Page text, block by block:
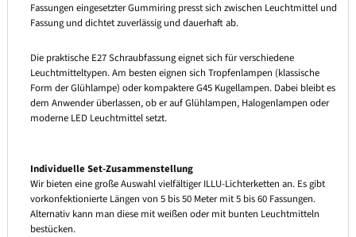
Fassungen eingesetzter Gummiring presst sich zwischen Leuchtmittel und
Fassung und dichtet zuverlässig und dauerhaft ab.
Die praktische E27 Schraubfassung eignet sich für verschiedene
Leuchtmitteltypen. Am besten eignen sich Tropfenlampen (klassische
Form der Glühlampe) oder kompaktere G45 Kugellampen. Dabei bleibt es
dem Anwender überlassen, ob er auf Glühlampen, Halogenlampen oder
moderne LED Leuchtmittel setzt.
Individuelle Set-Zusammenstellung
Wir bieten eine große Auswahl vielfältiger ILLU-Lichterketten an. Es gibt
vorkonfektionierte Längen von 5 bis 50 Meter mit 5 bis 60 Fassungen.
Alternativ kann man diese mit weißen oder mit bunten Leuchtmitteln
bestücken.